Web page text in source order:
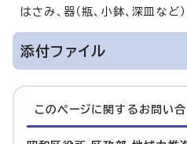
はさみ、器（瓶、小鉢、深皿など）
添付ファイル
このページに関する お問い